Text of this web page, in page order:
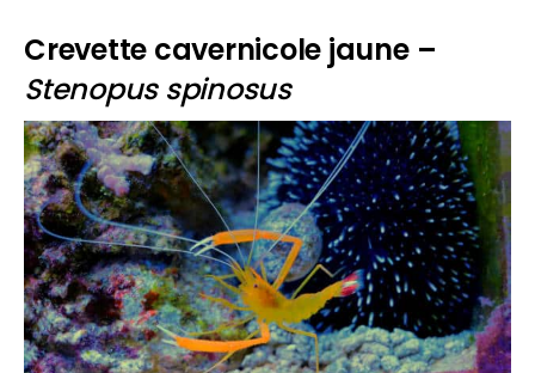
Crevette cavernicole jaune –
Stenopus spinosus